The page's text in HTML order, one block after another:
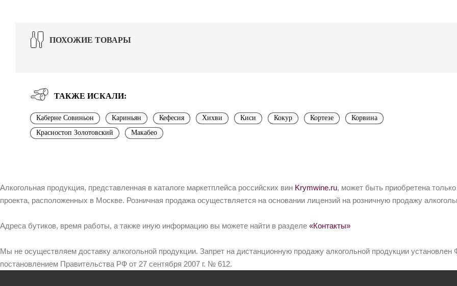
ПОХОЖИЕ ТОВАРЫ
ТАКЖЕ ИСКАЛИ:
Каберне Совиньон Кариньян Кефесия Хихви Киси Кокур Кортезе
Корвина
Красностоп Золотовский
Макабео
Алкогольная продукция, представленная в каталоге маркетплейса российских вин Krymwine.ru, может быть приобретена
проекта, расположенных в Москве. Розничная продажа осуществляется на основании лицензий на розничную продажу
Адреса бутиков, время работы, а также иную информацию вы можете найти в разделе «Контакты»
Мы не осуществляем доставку алкогольной продукции. Запрет на дистанционную продажу алкогольной продукции
постановлением Правительства РФ от 27 сентября 2007 г. № 612.